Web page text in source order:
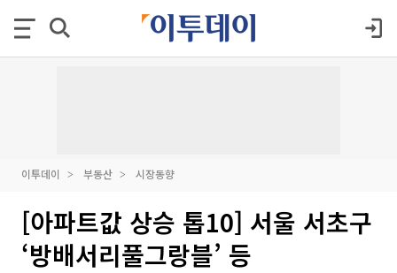
이투데이 부동산 시장동향
[아파트값 상승 톱10] 서울 서초구
‘방배서리풀그랑블’ 등